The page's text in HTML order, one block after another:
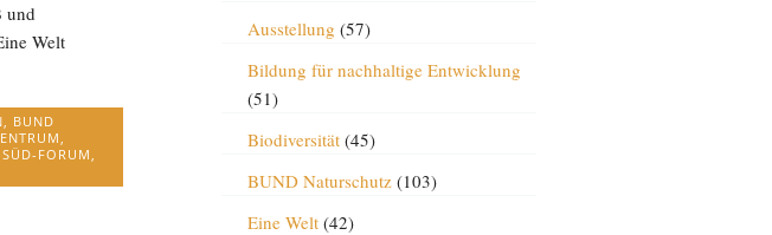
und
Welt
, BUND
,
FORUM,
Ausstellung (57)
Bildung für nachhaltige Entwicklung
(51)
Biodiversität(45)
BUND Naturschutz(103)
Eine Welt(42)